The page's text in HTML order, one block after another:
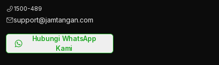
1500-489
support@jamtangan.com
Hubungi WhatsApp
Kami